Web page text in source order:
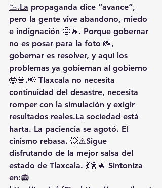
📉.La propaganda dice “avance”,
pero la gente vive abandono, miedo
e indignación 😤🔥. Porque gobernar
no es posar para la foto 📸,
gobernar es resolver, y aquí los
problemas ya gobiernan al gobierno
🤯🚨.📢 Tlaxcala no necesita
continuidad del desastre, necesita
romper con la simulación y exigir
resultados reales.La sociedad está
harta. La paciencia se agotó. El
cinismo rebasa. 💥⚠️Sigue
disfrutando de la mejor salsa del
estado de Tlaxcala. 💃🕺🔥 Sintoniza
en:📻